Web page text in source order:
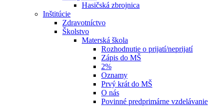
Hasičská zbrojnica
Inštitúcie
Zdravotníctvo
Školstvo
Materská škola
Rozhodnutie o prijatí/neprijatí
Zápis do MŠ
2%
Oznamy
Prvý krát do MŠ
O nás
Povinné predprimárne vzdelávanie